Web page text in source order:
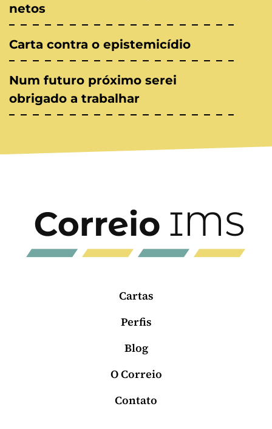
netos
Carta contra o epistemicídio
Num futuro próximo serei
obrigado a trabalhar
Cartas
Perfis
Blog
O Correio
Contato